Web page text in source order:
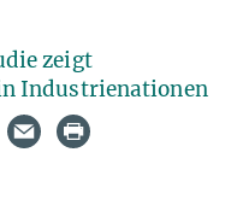
zeigt
Industrienationen